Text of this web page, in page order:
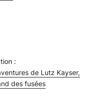
:
de Lutz Kayser,
des fusées